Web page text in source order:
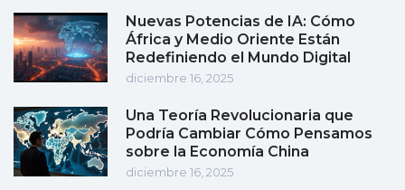
Nuevas Potencias de IA: Cómo
África y Medio Oriente Están
Redefiniendo el Mundo Digital
diciembre 16, 2025
Una Teoría Revolucionaria que
Podría Cambiar Cómo Pensamos
sobre la Economía China
diciembre 16, 2025